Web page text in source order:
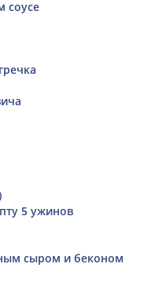
соусе
5 ужинов
сыром и беконом